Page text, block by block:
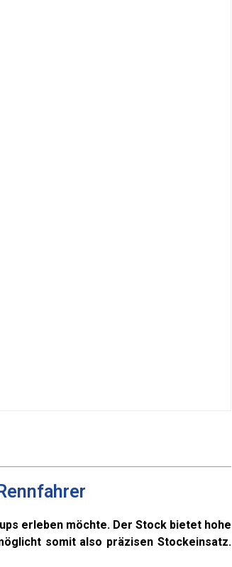
erleben möchte. Der Stock bietet hohe
somit also präzisen Stockeinsatz.